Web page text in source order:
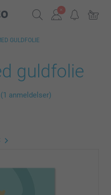
GULDFOLIE
guldfolie
(1 anmeldelser)